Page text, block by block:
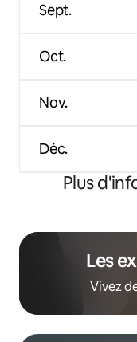
Sept.
Oct.
Nov.
Déc.
Plus
Les
Vivez